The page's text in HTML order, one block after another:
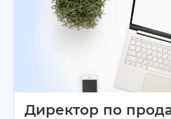
Директор по